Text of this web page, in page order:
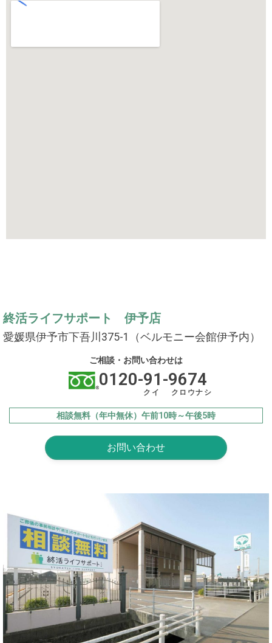
終活ライフサポート 伊予店
愛媛県伊予市下吾川375-1（ベルモニー会館伊予内）
ご相談・お問い合わせは
0120-91-9674
クイ クロウナシ
相談無料（年中無休）午前10時～午後5時
お問い合わせ